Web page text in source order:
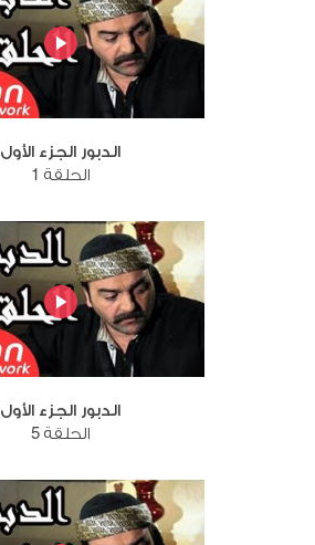
الدبور الجزء الأول
الحلقة 1
الدبور الجزء الأول
الحلقة 5